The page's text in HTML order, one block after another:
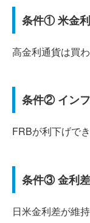
条件① 米金
高金利通貨は買わ
条件② イン
FRBが利下げでき
条件③ 金利
日米金利差が維持